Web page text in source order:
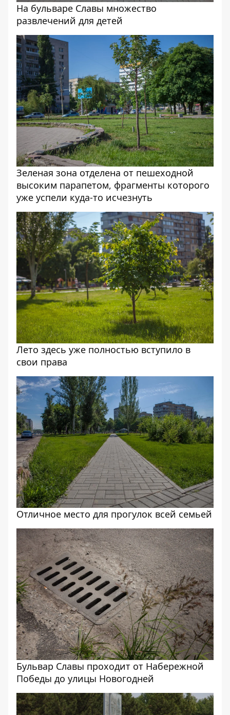
На бульваре Славы множество
развлечений для детей
Зеленая зона отделена от пешеходной
высоким парапетом, фрагменты которого
уже успели куда-то исчезнуть
Лето здесь уже полностью вступило в
свои права
Отличное место для прогулок всей семьей
Бульвар Славы проходит от Набережной
Победы до улицы Новогодней